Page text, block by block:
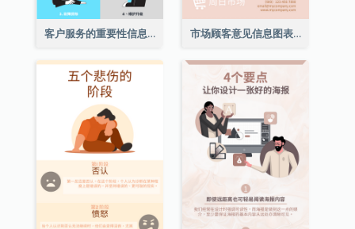
客户服务的重要性信息图表 市场顾客意见信息图表